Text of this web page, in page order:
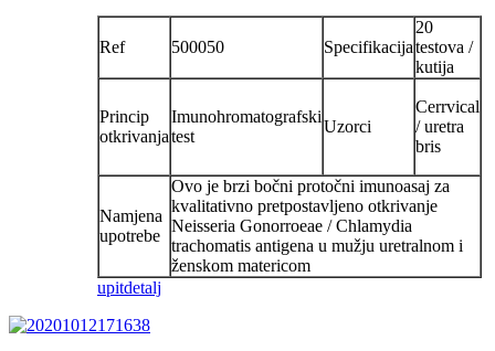
Ref 500050 Specifikacija
20
testova /
kutija
Princip
otkrivanja
Imunohromatografski
test
Uzorci
Cerrvical
/ uretra
bris
Namjena
upotrebe
Ovo je brzi bočni protočni imunoasaj za
kvalitativno pretpostavljeno otkrivanje
Neisseria Gonorroeae / Chlamydia
trachomatis antigena u mužju uretralnom i
ženskom matericom
upitdetalj